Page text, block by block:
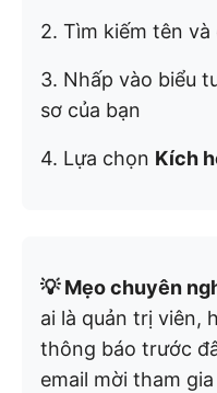
2. Tìm kiếm tên và
3. Nhấp vào biểu
sơ của bạn
4. Lựa chọn Kích
💡 Mẹo chuyên
ai là quản trị viên,
thông báo trước
email mời tham